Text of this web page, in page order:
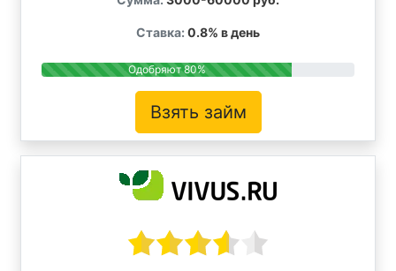
Ставка: 0.8% в день
Одобряют 80%
Взять займ